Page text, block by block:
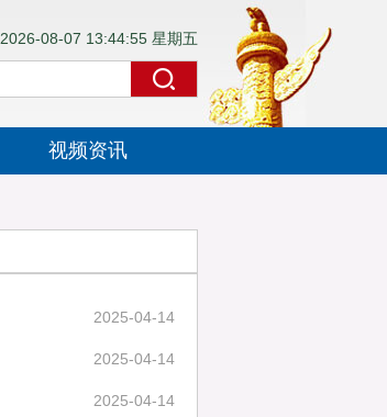
2026-08-07 13:44:55 星期五
视频资讯
2025-04-14
2025-04-14
2025-04-14